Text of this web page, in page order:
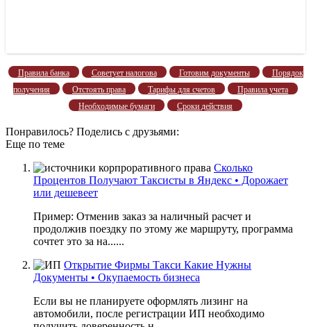
Правила банка Советует налогова Готовим документы
Порядок
получения
Отстоять права Тарифы для счетов
Правила учета
Необходимые бумаги
Сроки действия
Понравилось? Поделись с друзьями:
Еще по теме
Сколько
Процентов Получают Таксисты в Яндекс • Дорожает
или дешевеет
Пример: Отменив заказ за наличный расчет и
продолжив поездку по этому же маршруту, программа
сочтет это за на......
Открытие Фирмы Такси Какие Нужны
Документы • Окупаемость бизнеса
Если вы не планируете оформлять лизинг на
автомобили, после регистрации ИП необходимо